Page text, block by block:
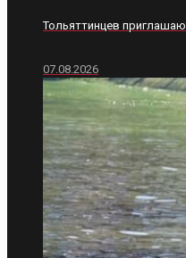
Тольяттинцев
07.08.2026